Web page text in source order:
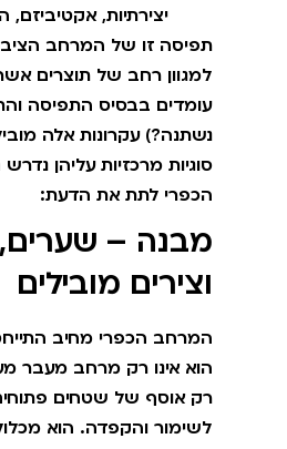
יצירתיות,
תפיסה זו של המרחב
למגוון רחב של תוצרים אשר
עומדים בבסיס התפיסה
נשתנה?) עקרונות אלה
סוגיות מרכזיות עליהן
הכפרי לתת את הדעת:
מבנה –
וצירים מובילים
המרחב הכפרי מחיב
הוא אינו רק מרחב מעבר
רק אוסף של שטחים
לשימור והקפדה. הוא